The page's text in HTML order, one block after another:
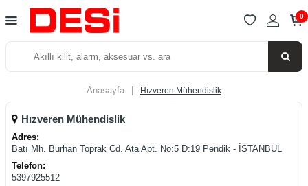
0
Anasayfa Hızveren Mühendislik
Hızveren Mühendislik
Adres:
Batı Mh. Burhan Toprak Cd. Ata Apt. No:5 D:19 Pendik - İSTANBUL
Telefon:
5397925512